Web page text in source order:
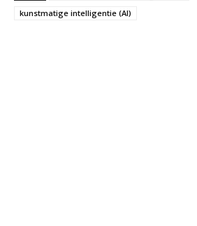
kunstmatige intelligentie (AI)